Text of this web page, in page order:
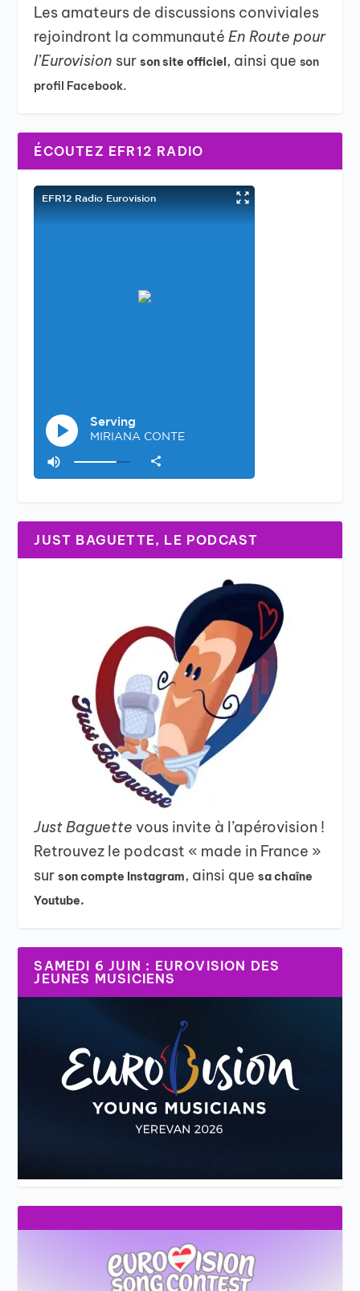
Les amateurs de discussions conviviales
rejoindront la communautéEn Route pour
l’Eurovision surson site officiel , ainsi queson
profil Facebook.
ÉCOUTEZ EFR12 RADIO
JUST BAGUETTE, LE PODCAST
Just Baguettevous invite à l’apérovision !
Retrouvez le podcast « made in France »
surson compte Instagram, ainsi quesa chaîne
Youtube.
SAMEDI 6 JUIN : EUROVISION DES
JEUNES MUSICIENS